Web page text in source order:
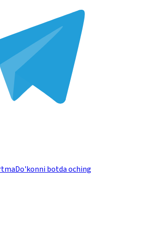
Do'konni botda oching